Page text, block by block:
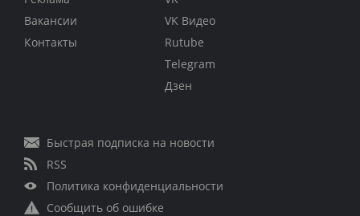
Вакансии
Контакты
VK Видео
Rutube
Telegram
Дзен
Быстрая подписка на новости
RSS
Политика конфиденциальности
Сообщить об ошибке